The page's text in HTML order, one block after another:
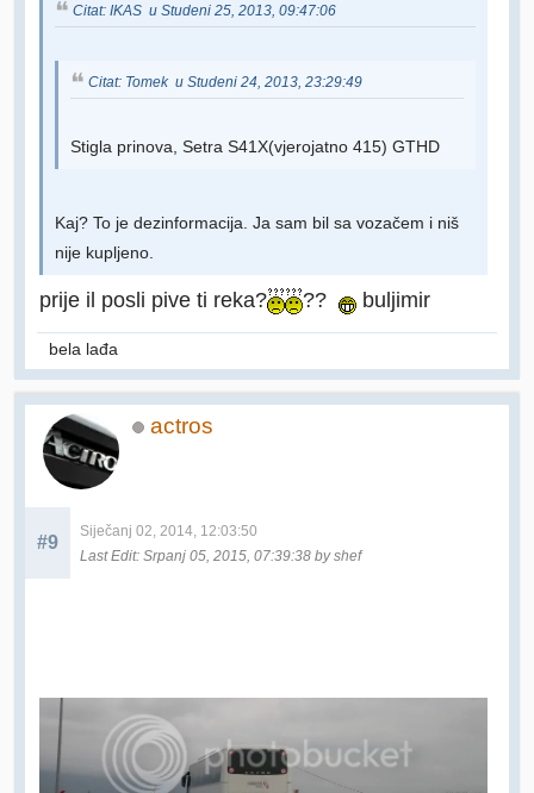
Citat: IKAS u Studeni 25, 2013, 09:47:06
Citat: Tomek u Studeni 24, 2013, 23:29:49
Stigla prinova, Setra S41X(vjerojatno 415) GTHD
Kaj? To je dezinformacija. Ja sam bil sa vozačem i niš
nije kupljeno.
prije il posli pive ti reka? ?? buljimir
bela lađa
actros
#9
Siječanj 02, 2014, 12:03:50
Last Edit: Srpanj 05, 2015, 07:39:38 by shef